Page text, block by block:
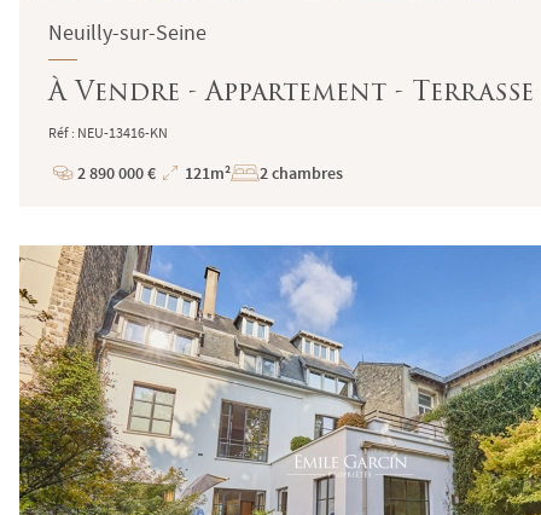
Neuilly-sur-Seine
À Vendre - Appartement -
Réf : NEU-13416-KN
Prix
2 890 000 €
Superficie
121m² 2 chambres